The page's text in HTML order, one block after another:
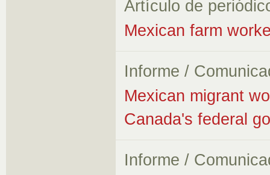
Artículo de
Mexican farm
Informe /
Mexican migrant
Canada's federal
Informe /